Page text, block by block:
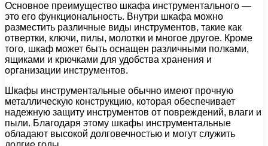
Основное преимущество шкафа инструментального —
это его функциональность. Внутри шкафа можно
разместить различные виды инструментов, такие как
отвертки, ключи, пилы, молотки и многое другое. Кроме
того, шкаф может быть оснащен различными полками,
ящиками и крючками для удобства хранения и
организации инструментов.
Шкафы инструментальные обычно имеют прочную
металлическую конструкцию, которая обеспечивает
надежную защиту инструментов от повреждений, влаги и
пыли. Благодаря этому шкафы инструментальные
обладают высокой долговечностью и могут служить